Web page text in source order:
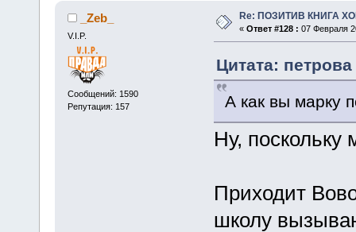
_Zeb_
V.I.P.
Сообщений: 1590
Репутация: 157
Re: ПОЗИТИВ КНИГА
« Ответ #128 : 07 Февраля
Цитата:
А как вы марку
Ну,
Приходит
школу